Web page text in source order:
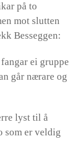
på to
mot slutten
Besseggen:
ei gruppe
går nærare og
lyst til å
som er veldig